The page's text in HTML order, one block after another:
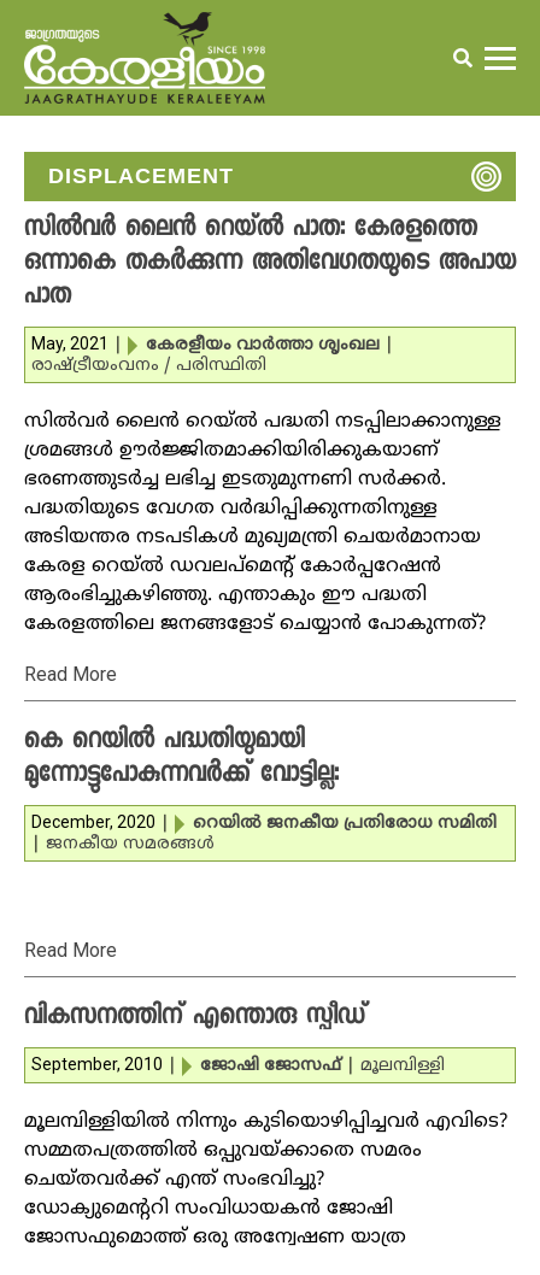
DISPLACEMENT
സില്‍വര്‍ ലൈന്‍ റെയ്ല്‍ പാത: കേരളത്തെ
ഒന്നാകെ തകര്‍ക്കുന്ന അതിവേഗതയുടെ അപായ
പാത
May, 2021 കേരളീയം വാര്‍ത്താ ശൃംഖല
രാഷ്ട്രീയംവനം / പരിസ്ഥിതി
സില്‍വര്‍ ലൈന്‍ റെയ്ല്‍ പദ്ധതി നടപ്പിലാക്കാനുള്ള
ശ്രമങ്ങള്‍ ഊര്‍ജ്ജിതമാക്കിയിരിക്കുകയാണ്
ഭരണത്തുടര്‍ച്ച ലഭിച്ച ഇടതുമുന്നണി സര്‍ക്കര്‍.
പദ്ധതിയുടെ വേഗത വര്‍ദ്ധിപ്പിക്കുന്നതിനുള്ള
അടിയന്തര നടപടികള്‍ മുഖ്യമന്ത്രി ചെയര്‍മാനായ
കേരള റെയ്ല്‍ ഡവലപ്‌മെന്റ് കോര്‍പ്പറേഷന്‍
ആരംഭിച്ചുകഴിഞ്ഞു. എന്താകും ഈ പദ്ധതി
കേരളത്തിലെ ജനങ്ങളോട് ചെയ്യാന്‍ പോകുന്നത്?
Read More
കെ റെയില്‍ പദ്ധതിയുമായി
മുന്നോട്ടുപോകുന്നവര്‍ക്ക് വോട്ടില്ല:
December, 2020
റെയില്‍ ജനകീയ പ്രതിരോധ സമിതി
ജനകീയ സമരങ്ങള്‍
Read More
വികസനത്തിന് എന്തൊരു സ്പീഡ്‌
September, 2010 ജോഷി ജോസഫ് മൂലമ്പിള്ളി
മൂലമ്പിള്ളിയില്‍ നിന്നും കുടിയൊഴിപ്പിച്ചവര്‍ എവിടെ?
സമ്മതപത്രത്തില്‍ ഒപ്പുവയ്ക്കാതെ സമരം
ചെയ്തവര്‍ക്ക് എന്ത് സംഭവിച്ചു?
ഡോക്യുമെന്ററി സംവിധായകന്‍ ജോഷി
ജോസഫുമൊത്ത് ഒരു അന്വേഷണ യാത്ര